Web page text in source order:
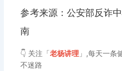
参考来源：公安部反诈
南
👇 关注「老杨讲理 」,每天一条
不迷路